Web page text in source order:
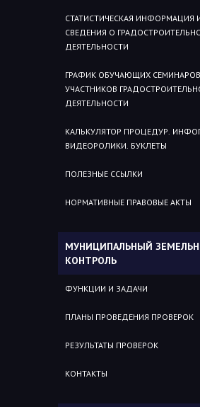
СТАТИСТИЧЕСКАЯ ИНФОРМАЦИЯ
СВЕДЕНИЯ О
ДЕЯТЕЛЬНОСТИ
ГРАФИК ОБУЧАЮЩИХ
УЧАСТНИКОВ
ДЕЯТЕЛЬНОСТИ
КАЛЬКУЛЯТОР ПРОЦЕДУР.
ВИДЕОРОЛИКИ. БУКЛЕТЫ
ПОЛЕЗНЫЕ ССЫЛКИ
НОРМАТИВНЫЕ ПРАВОВЫЕ АКТЫ
МУНИЦИПАЛЬНЫЙ
КОНТРОЛЬ
ФУНКЦИИ И ЗАДАЧИ
ПЛАНЫ ПРОВЕДЕНИЯ ПРОВЕРОК
РЕЗУЛЬТАТЫ ПРОВЕРОК
КОНТАКТЫ